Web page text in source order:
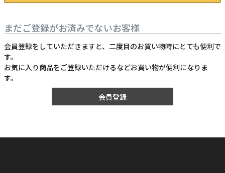
まだご登録がお済みでないお客様
会員登録をしていただきますと、二度目のお買い物時にとても便利で
す。
お気に入り商品をご登録いただけるなどお買い物が便利になりま
す。
会員登録